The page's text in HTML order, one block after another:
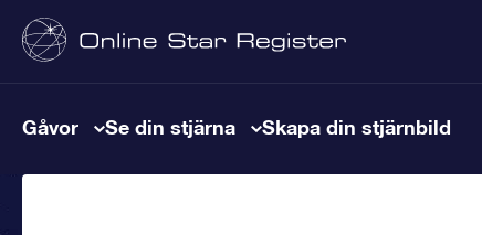
Gåvor Se din stjärna Skapa din stjärnbild